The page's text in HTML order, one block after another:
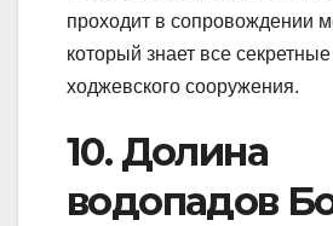
проходит в сопровождении
который знает все
ходжевского сооружения.
10. Долина
водопадов